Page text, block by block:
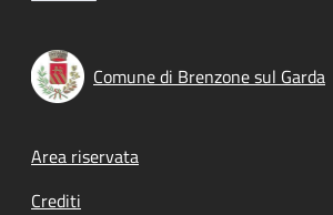
Comune di Brenzone sul Garda
Footer menu
Area riservata
Crediti